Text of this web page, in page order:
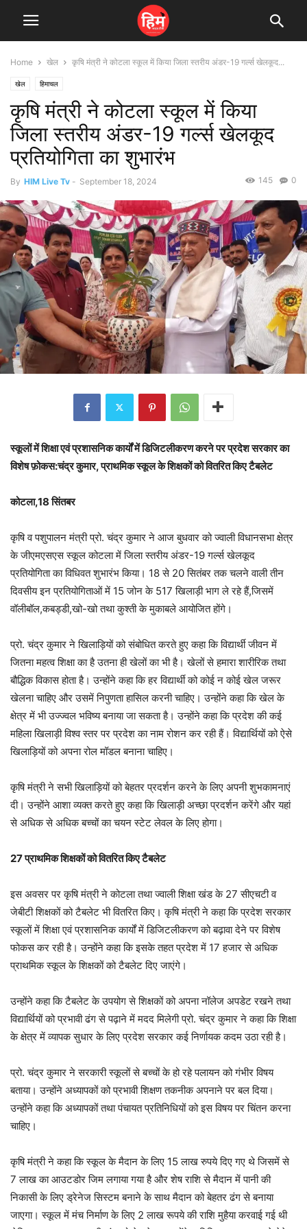
Home खेल कृषि मंत्री ने कोटला स्कूल में किया जिला स्तरीय अंडर-19 गर्ल्स खेलकूद...
खेल हिमाचल
कृषि मंत्री ने कोटला स्कूल में किया
जिला स्तरीय अंडर-19 गर्ल्स खेलकूद
प्रतियोगिता का शुभारंभ
By HIM Live Tv - September 18, 2024 0
145
स्कूलों में शिक्षा एवं प्रशासनिक कार्यों में डिजिटलीकरण करने पर प्रदेश सरकार का
विशेष फ़ोकस:चंद्र कुमार, प्राथमिक स्कूल के शिक्षकों को वितरित किए टैबलेट
कोटला,18 सिंतबर
कृषि व पशुपालन मंत्री प्रो. चंद्र कुमार ने आज बुधवार को ज्वाली विधानसभा क्षेत्र
के जीएमएसएस स्कूल कोटला में जिला स्तरीय अंडर-19 गर्ल्स खेलकूद
प्रतियोगिता का विधिवत शुभारंभ किया। 18 से 20 सितंबर तक चलने वाली तीन
दिवसीय इन प्रतियोगिताओं में 15 जोन के 517 खिलाड़ी भाग ले रहे हैं,जिसमें
वॉलीबॉल,कबड्डी,खो-खो तथा कुश्ती के मुकाबले आयोजित होंगे।
प्रो. चंद्र कुमार ने खिलाड़ियों को संबोधित करते हुए कहा कि विद्यार्थी जीवन में
जितना महत्व शिक्षा का है उतना ही खेलों का भी है। खेलों से हमारा शारीरिक तथा
बौद्धिक विकास होता है। उन्होंने कहा कि हर विद्यार्थी को कोई न कोई खेल जरूर
खेलना चाहिए और उसमें निपुणता हासिल करनी चाहिए। उन्होंने कहा कि खेल के
क्षेत्र में भी उज्ज्वल भविष्य बनाया जा सकता है। उन्होंने कहा कि प्रदेश की कई
महिला खिलाड़ी विश्व स्तर पर प्रदेश का नाम रोशन कर रही हैं। विद्यार्थियों को ऐसे
खिलाड़ियों को अपना रोल मॉडल बनाना चाहिए।
कृषि मंत्री ने सभी खिलाड़ियों को बेहतर प्रदर्शन करने के लिए अपनी शुभकामनाएं
दी। उन्होंने आशा व्यक्त करते हुए कहा कि खिलाड़ी अच्छा प्रदर्शन करेंगे और यहां
से अधिक से अधिक बच्चों का चयन स्टेट लेवल के लिए होगा।
27 प्राथमिक शिक्षकों को वितरित किए टैबलेट
इस अवसर पर कृषि मंत्री ने कोटला तथा ज्वाली शिक्षा खंड के 27 सीएचटी व
जेबीटी शिक्षकों को टैबलेट भी वितरित किए। कृषि मंत्री ने कहा कि प्रदेश सरकार
स्कूलों में शिक्षा एवं प्रशासनिक कार्यों में डिजिटलीकरण को बढ़ावा देने पर विशेष
फोकस कर रही है। उन्होंने कहा कि इसके तहत प्रदेश में 17 हजार से अधिक
प्राथमिक स्कूल के शिक्षकों को टैबलेट दिए जाएंगे।
उन्होंने कहा कि टैबलेट के उपयोग से शिक्षकों को अपना नॉलेज अपडेट रखने तथा
विद्यार्थियों को प्रभावी ढंग से पढ़ाने में मदद मिलेगी प्रो. चंद्र कुमार ने कहा कि शिक्षा
के क्षेत्र में व्यापक सुधार के लिए प्रदेश सरकार कई निर्णायक कदम उठा रही है।
प्रो. चंद्र कुमार ने सरकारी स्कूलों से बच्चों के हो रहे पलायन को गंभीर विषय
बताया। उन्होंने अध्यापकों को प्रभावी शिक्षण तकनीक अपनाने पर बल दिया।
उन्होंने कहा कि अध्यापकों तथा पंचायत प्रतिनिधियों को इस विषय पर चिंतन करना
चाहिए।
कृषि मंत्री ने कहा कि स्कूल के मैदान के लिए 15 लाख रुपये दिए गए थे जिसमें से
7 लाख का आउटडोर जिम लगाया गया है और शेष राशि से मैदान में पानी की
निकासी के लिए ड्रेनेज सिस्टम बनाने के साथ मैदान को बेहतर ढंग से बनाया
जाएगा। स्कूल में मंच निर्माण के लिए 2 लाख रूपये की राशि मुहैया करवाई गई थी